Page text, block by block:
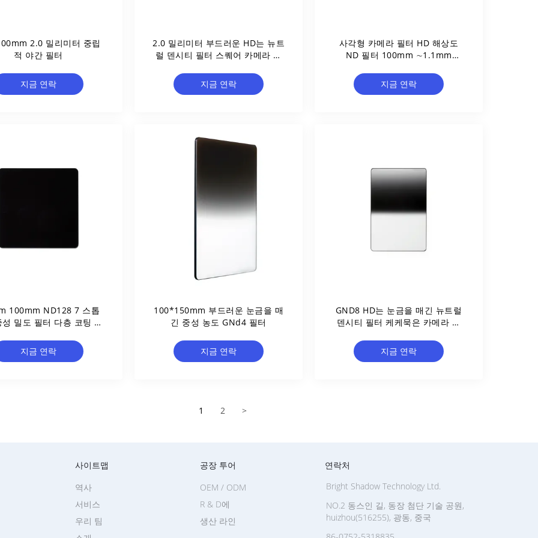
2.0 밀리미터 중립
적 야간 필터
지금 연락
2.0 밀리미터 부드러운 HD는 뉴트
럴 덴시티 필터 스퀘어 카메라 필
지금 연락
사각형 카메라 필터 HD 해상도
ND 필터 100mm ∼1.1mm
지금 연락
100mm ND128 7 스톱
밀도 필터 다층 코팅 카
지금 연락
100*150mm 부드러운 눈금을 매
긴 중성 농도 GNd4 필터
지금 연락
GND8 HD는 눈금을 매긴 뉴트럴
덴시티 필터 케케묵은 카메라 필
지금 연락
1 2 >
사이트맵
역사
서비스
우리 팀
공장 투어
생산 라인
OEM / ODM
R & D에
연락처
Bright Shadow Technology Ltd.
NO.2 동스인 길, 동장 첨단 기술 공원,
huizhou(516255), 광동, 중국